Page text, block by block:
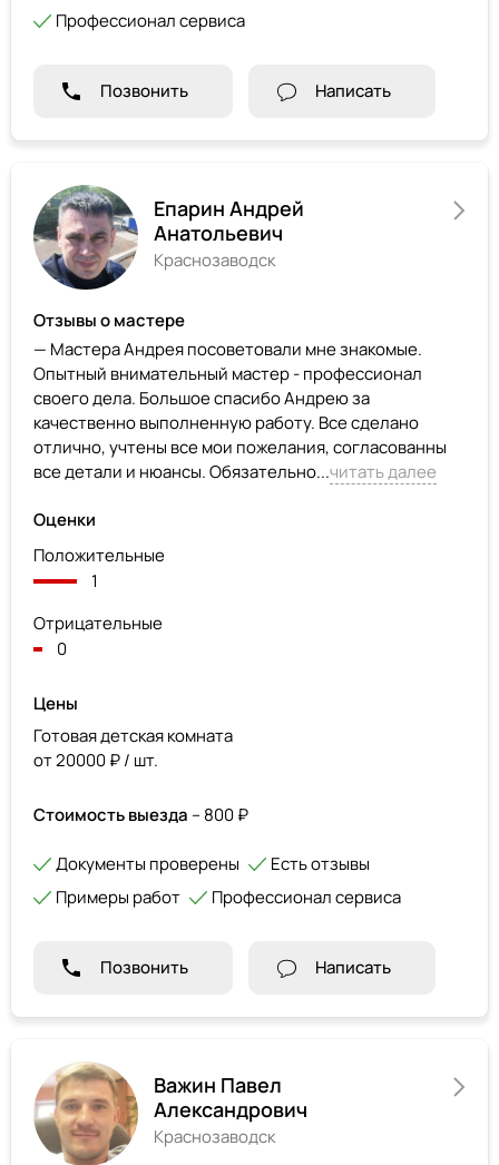
Профессионал сервиса
Позвонить Написать
Епарин Андрей
Анатольевич
Краснозаводск
Отзывы о мастере
— Мастера Андрея посоветовали мне знакомые.
Опытный внимательный мастер - профессионал
своего дела. Большое спасибо Андрею за
качественно выполненную работу. Все сделано
отлично, учтены все мои пожелания, согласованны
все детали и нюансы. Обязательно...читать далее
Оценки
Положительные
1
Отрицательные
0
Цены
Готовая детская комната
от 20000 ₽ / шт.
Стоимость выезда – 800 ₽
Документы проверены
Есть отзывы
Примеры работ
Профессионал сервиса
Позвонить Написать
Важин Павел
Александрович
Краснозаводск